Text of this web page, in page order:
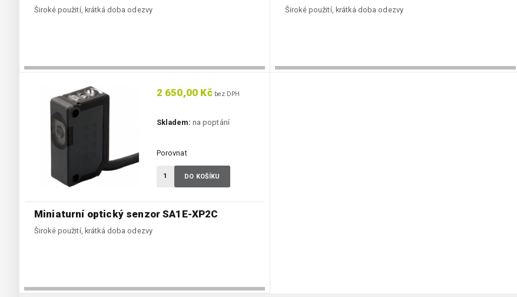
Široké použití, krátká doba odezvy Široké použití, krátká doba odezvy
Miniaturní optický senzor SA1E-XP2C
Široké použití, krátká doba odezvy
2 650,00 Kčbez DPH
Skladem: na poptání
Porovnat
DO KOŠÍKU